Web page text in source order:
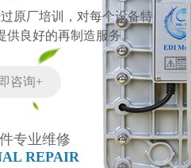
原厂培训，对每个设备特
供良好的再制造服务。
咨询+
专业维修
REPAIR